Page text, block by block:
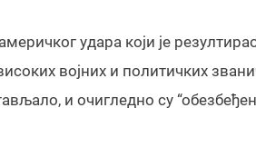
удара који је
војних и политичких
и очигледно су